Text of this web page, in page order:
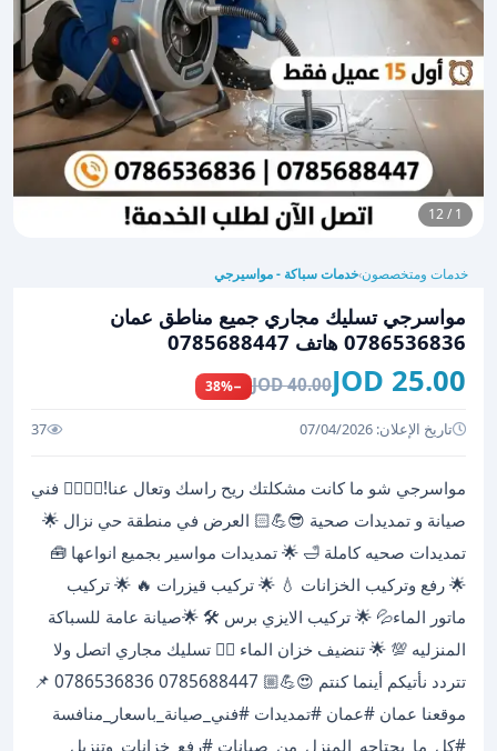
1 / 12
خدمات ومتخصصون›خدمات سباكة - مواسيرجي
مواسرجي تسليك مجاري جميع مناطق عمان
0786536836 هاتف 0785688447
25.00 JOD
40.00 JOD
−38%
تاريخ الإعلان: 07/04/2026 37
مواسرجي شو ما كانت مشكلتك ريح راسك وتعال عنا!✌🏻💪🏻 فني
صيانة و تمديدات صحية 😎💪🏻 العرض في منطقة حي نزال 🌟
تمديدات صحيه كاملة 🛁 🌟 تمديدات مواسير بجميع انواعها 🧰
🌟 رفع وتركيب الخزانات 💧 🌟 تركيب قيزرات 🔥 🌟 تركيب
ماتور الماء💦 🌟 تركيب الايزي برس 🛠 🌟صيانة عامة للسباكة
المنزليه 💯 🌟 تنضيف خزان الماء 👌🏻 تسليك مجاري اتصل ولا
تتردد نأتيكم أينما كنتم 😍💪🏼 0785688447 0786536836 📌
موقعنا عمان #عمان #تمديدات #فني_صيانة_باسعار_منافسة
#كل_ما_يحتاجه_المنزل_من_صيانات #رفع_خزانات_وتنزيل